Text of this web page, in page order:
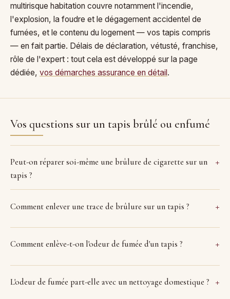
multirisque habitation couvre notamment l'incendie,
l'explosion, la foudre et le dégagement accidentel de
fumées, et le contenu du logement — vos tapis compris
— en fait partie. Délais de déclaration, vétusté, franchise,
rôle de l'expert : tout cela est développé sur la page
dédiée, vos démarches assurance en détail.
Vos questions sur un tapis brûlé ou enfumé
Peut-on réparer soi-même une brûlure de cigarette sur un
tapis ?
Comment enlever une trace de brûlure sur un tapis ?
Comment enlève-t-on l'odeur de fumée d'un tapis ?
L'odeur de fumée part-elle avec un nettoyage domestique ?